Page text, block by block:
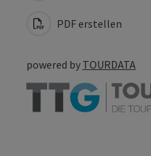
PDF erstellen
powered by TOURDATA